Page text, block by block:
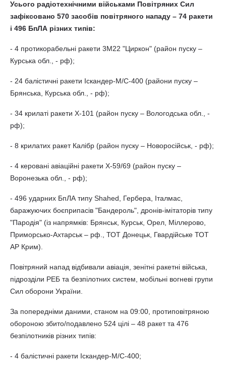
Усього радіотехнічними військами Повітряних Сил
зафіксовано 570 засобів повітряного нападу – 74 ракети
і 496 БпЛА різних типів:
- 4 протикорабельні ракети 3М22 "Циркон" (район пуску –
Курська обл., - рф);
- 24 балістичні ракети Іскандер-М/С-400 (райони пуску –
Брянська, Курська обл., - рф);
- 34 крилаті ракети Х-101 (район пуску – Вологодська обл., -
рф);
- 8 крилатих ракет Калібр (район пуску – Новоросійськ, - рф);
- 4 керовані авіаційні ракети Х-59/69 (район пуску –
Воронезька обл., - рф);
- 496 ударних БпЛА типу Shahed, Гербера, Італмас,
баражуючих боєприпасів "Бандероль", дронів-імітаторів типу
"Пародія" (із напрямків: Брянськ, Курськ, Орел, Міллерово,
Приморсько-Ахтарськ – рф., ТОТ Донецьк, Гвардійське ТОТ
АР Крим).
Повітряний напад відбивали авіація, зенітні ракетні війська,
підрозділи РЕБ та безпілотних систем, мобільні вогневі групи
Сил оборони України.
За попередніми даними, станом на 09:00, протиповітряною
обороною збито/подавлено 524 цілі – 48 ракет та 476
безпілотників різних типів:
- 4 балістичні ракети Іскандер-М/С-400;